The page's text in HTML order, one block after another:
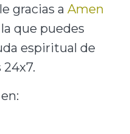
gracias aAmen
que puedes
espiritual de